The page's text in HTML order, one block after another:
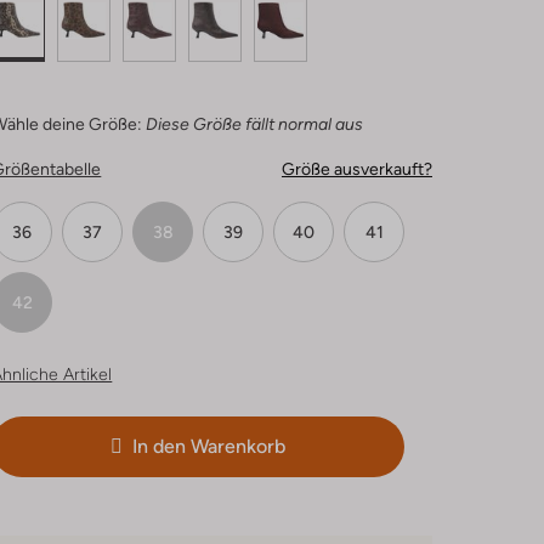
deine Größe: Diese Größe fällt normal aus
Größe ausverkauft?
36 37 38 39 40 41
42
Artikel
In den Warenkorb